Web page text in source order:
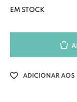
EM STOCK
ADICIONAR AOS